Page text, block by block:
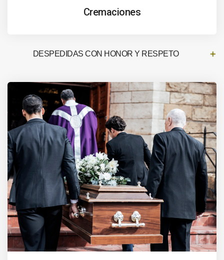
Cremaciones
DESPEDIDAS CON HONOR Y RESPETO